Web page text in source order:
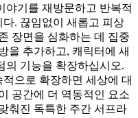
야기를 재방문하고 반복적
. 끊임없이 새롭고 피상
장면을 심화하는 데 집중
을 추가하고, 캐릭터에 새
의 기능을 확장하십시오.
으로 확장하면 세상에 대
공간에 더 역동적인 요소
춰진 독특한 주간 서프라